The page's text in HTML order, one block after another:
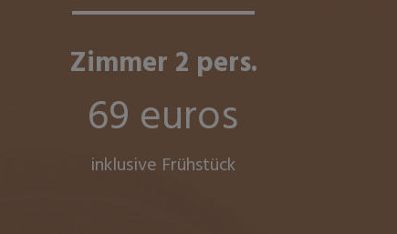
Zimmer 2 pers.
69 euros
inklusive Frühstück